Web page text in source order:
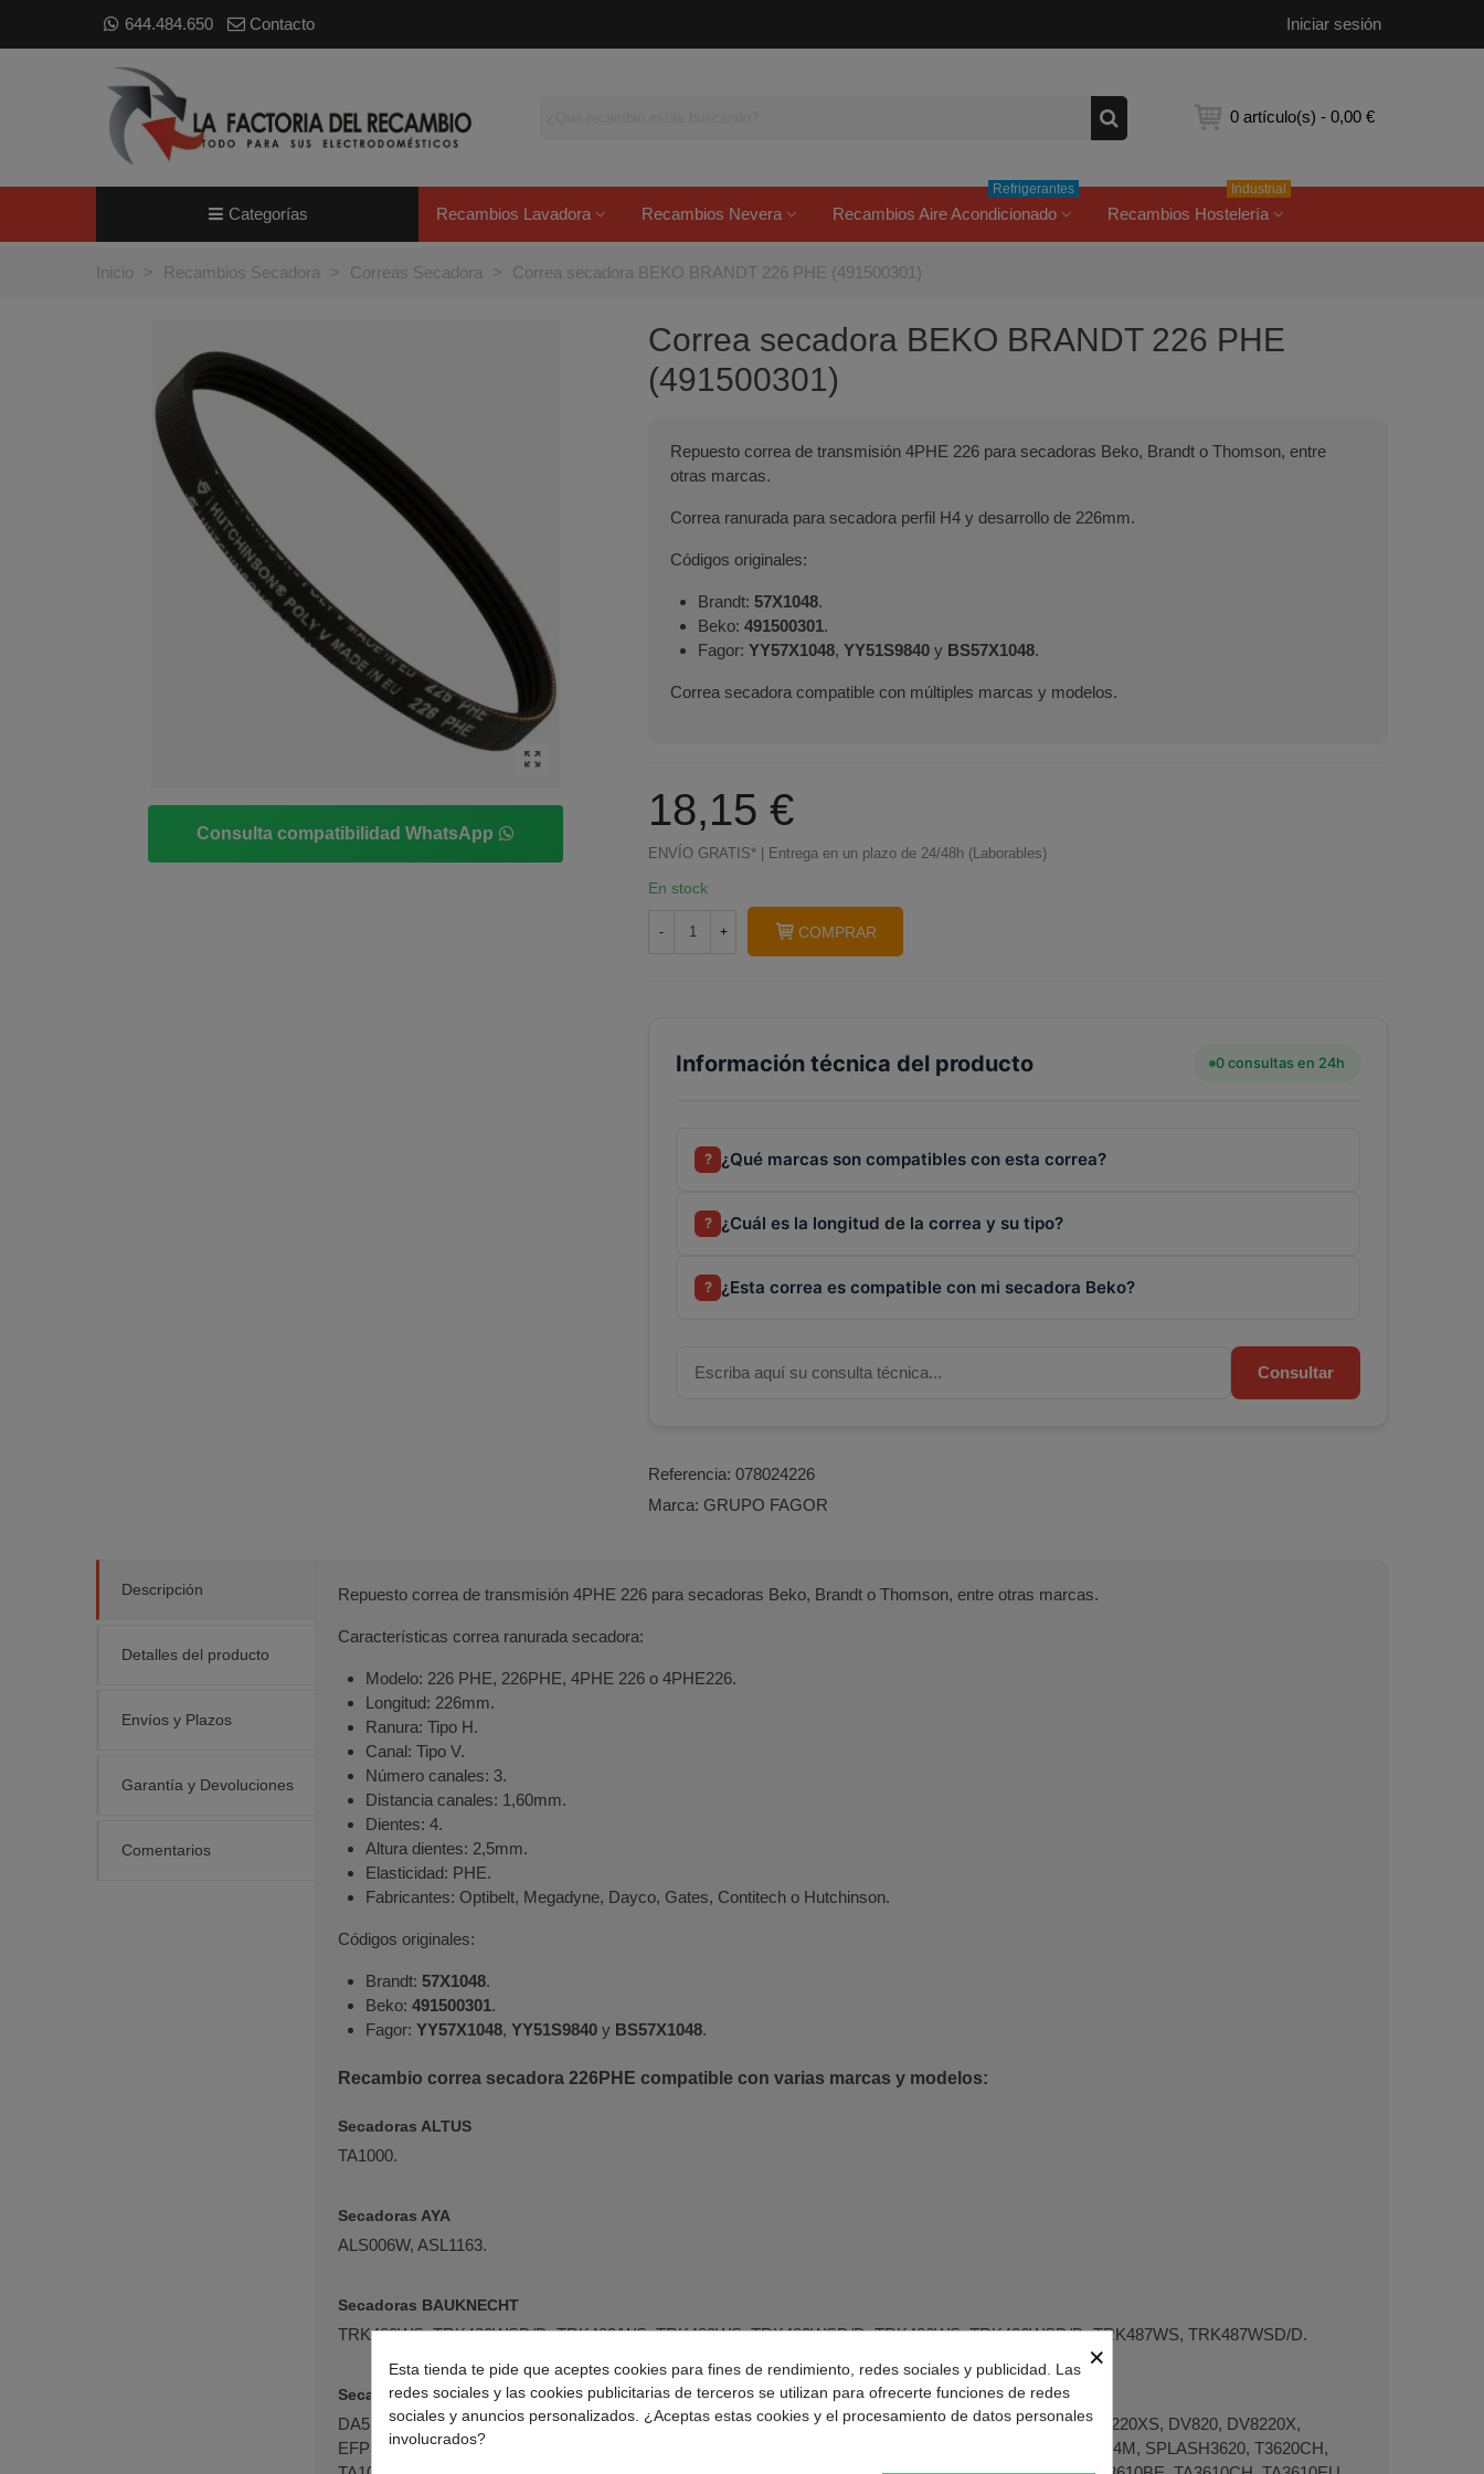
644.484.650 Contacto Iniciar sesión
0 artículo(s) - 0,00 €
Categorías Recambios Lavadora Recambios Nevera Recambios Aire Acondicionado
Refrigerantes
Recambios Hostelería
Industrial
Inicio > Recambios Secadora > Correas Secadora > Correa secadora BEKO BRANDT 226 PHE (491500301)
Consulta compatibilidad WhatsApp
Correa secadora BEKO BRANDT 226 PHE
(491500301)
Repuesto correa de transmisión 4PHE 226 para secadoras Beko, Brandt o Thomson, entre
otras marcas.
Correa ranurada para secadora perfil H4 y desarrollo de 226mm.
Códigos originales:
Brandt: 57X1048.
Beko: 491500301.
Fagor: YY57X1048, YY51S9840 y BS57X1048.
Correa secadora compatible con múltiples marcas y modelos.
18,15 €
ENVÍO GRATIS* | Entrega en un plazo de 24/48h (Laborables)
En stock
- + COMPRAR
Información técnica del producto 0 consultas en 24h
? ¿Qué marcas son compatibles con esta correa?
? ¿Cuál es la longitud de la correa y su tipo?
? ¿Esta correa es compatible con mi secadora Beko?
Consultar
Referencia: 078024226
Marca: GRUPO FAGOR
Descripción
Detalles del producto
Envíos y Plazos
Garantía y Devoluciones
Comentarios
Repuesto correa de transmisión 4PHE 226 para secadoras Beko, Brandt o Thomson, entre otras marcas.
Características correa ranurada secadora:
Modelo: 226 PHE, 226PHE, 4PHE 226 o 4PHE226.
Longitud: 226mm.
Ranura: Tipo H.
Canal: Tipo V.
Número canales: 3.
Distancia canales: 1,60mm.
Dientes: 4.
Altura dientes: 2,5mm.
Elasticidad: PHE.
Fabricantes: Optibelt, Megadyne, Dayco, Gates, Contitech o Hutchinson.
Códigos originales:
Brandt: 57X1048.
Beko: 491500301.
Fagor: YY57X1048, YY51S9840 y BS57X1048.
Recambio correa secadora 226PHE compatible con varias marcas y modelos:
Secadoras ALTUS
TA1000.
Secadoras AYA
ALS006W, ASL1163.
Secadoras BAUKNECHT
TRK482WS, TRK482WSD/D, TRK483/WS, TRK483WS, TRK483WSD/D, TRK486WS, TRK486WSD/D, TRK487WS, TRK487WSD/D.
Secadoras BEKO
DA5, DA5A, DV1160, DV1170, DV2560X, DV2570X, DV2570XS, DV6110, DV7110, DV720, DV7220X, DV7220XS, DV820, DV8220X,
EFP301N, GRANATTK16, HGT1770DK, HGT655NL, HGT665, HGT665CH, HGT665F, HGT665FH, SLE6L4M, SPLASH3620, T3620CH,
×
Esta tienda te pide que aceptes cookies para fines de rendimiento, redes sociales y publicidad. Las
redes sociales y las cookies publicitarias de terceros se utilizan para ofrecerte funciones de redes
sociales y anuncios personalizados. ¿Aceptas estas cookies y el procesamiento de datos personales
involucrados?